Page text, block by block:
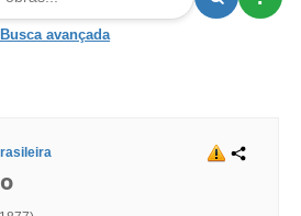
Busca avançada